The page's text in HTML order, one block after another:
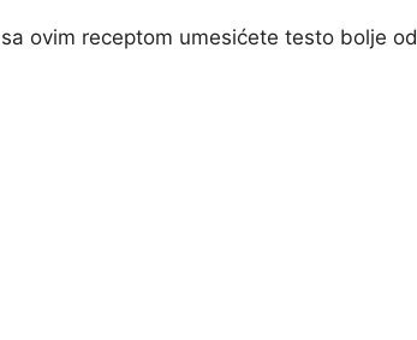
ovim receptom umesićete testo bolje od